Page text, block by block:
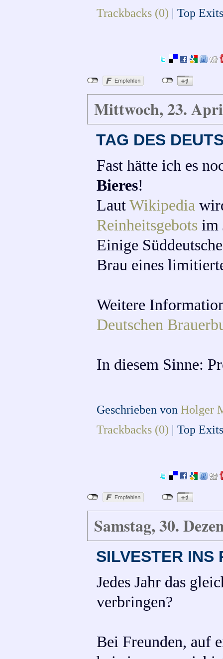
Trackbacks (0) | Top
Mittwoch, 23.
TAG DES
Fast hätte ich es
Bieres!
LautWikipedia
Reinheitsgebots im
Einige
Brau eines
Weitere
Deutschen
In diesem Sinne:
Geschrieben vonHolger
Trackbacks (0) | Top
Samstag, 30.
SILVESTER INS
Jedes Jahr das
verbringen?
Bei Freunden, auf